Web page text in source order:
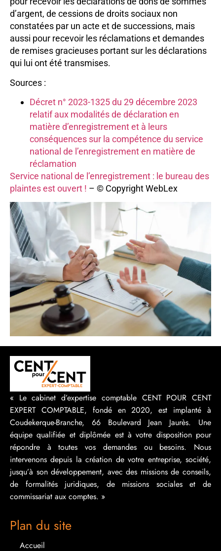
d’argent, de cessions de droits sociaux non
constatées par un acte et de successions, mais
aussi pour recevoir les réclamations et demandes
de remises gracieuses portant sur les déclarations
qui lui ont été transmises.
Sources :
Décret n° 2023-1325 du 29 décembre 2023
relatif aux modalités de déclaration en
matière d’enregistrement et à leurs
conséquences sur la compétence du service
national de l’enregistrement en matière de
réclamation
Service national de l’enregistrement : le bureau des
plaintes est ouvert ! – © Copyright WebLex
« Le cabinet d’expertise comptable CENT POUR CENT
EXPERT COMPTABLE, fondé en 2020, est implanté à
Coudekerque-Branche, 66 Boulevard Jean Jaurès. Une
équipe qualifiée et diplômée est à votre disposition pour
répondre à toutes vos demandes ou besoins. Nous
intervenons depuis la création de votre entreprise, société,
jusqu’à son développement, avec des missions de conseils,
de formalités juridiques, de missions sociales et de
commissariat aux comptes. »
Plan du site
Accueil